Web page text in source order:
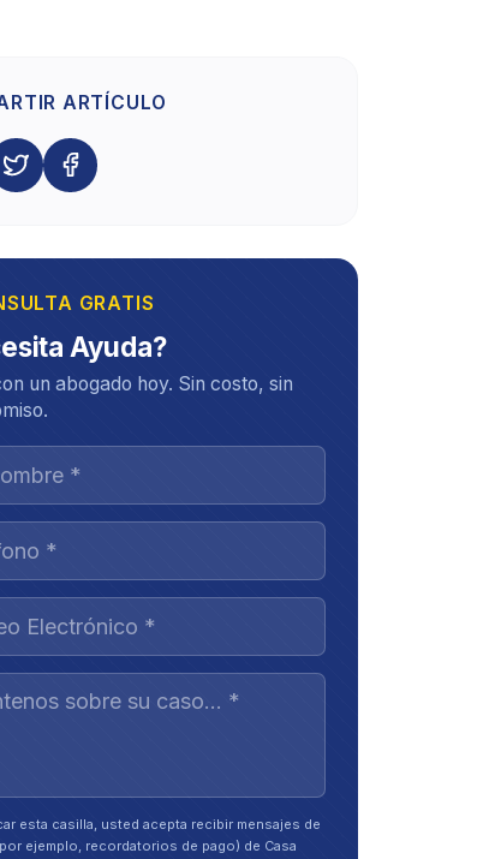
ARTÍCULO
GRATIS
Ayuda?
un abogado hoy. Sin costo, sin
esta casilla, usted acepta recibir mensajes de
ejemplo, recordatorios de pago) de Casa